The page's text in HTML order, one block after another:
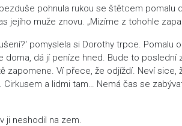
pohnula rukou se štětcem pomalu
jejího muže znovu. „Mizíme z tohohle
pomyslela si Dorothy trpce.
doma, dá jí peníze hned. Bude to poslední
zapomene. Ví přece, že odjíždí. Neví sice,
a lidmi tam… Nemá čas se
ji neshodil na zem.